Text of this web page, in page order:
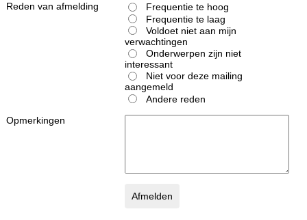
Reden van afmelding
Frequentie te hoog
Frequentie te laag
Voldoet niet aan mijn
verwachtingen
Onderwerpen zijn niet
interessant
Niet voor deze mailing
aangemeld
Andere reden
Opmerkingen